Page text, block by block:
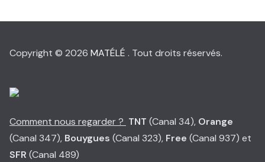
Copyright © 2026 MATÉLÉ . Tout droits réservés.
Comment nous regarder ? TNT (Canal 34), Orange
(Canal 347), Bouygues (Canal 323), Free (Canal 937) et
SFR (Canal 489)